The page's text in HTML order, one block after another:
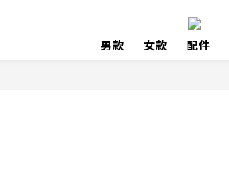
男款
女款 配件